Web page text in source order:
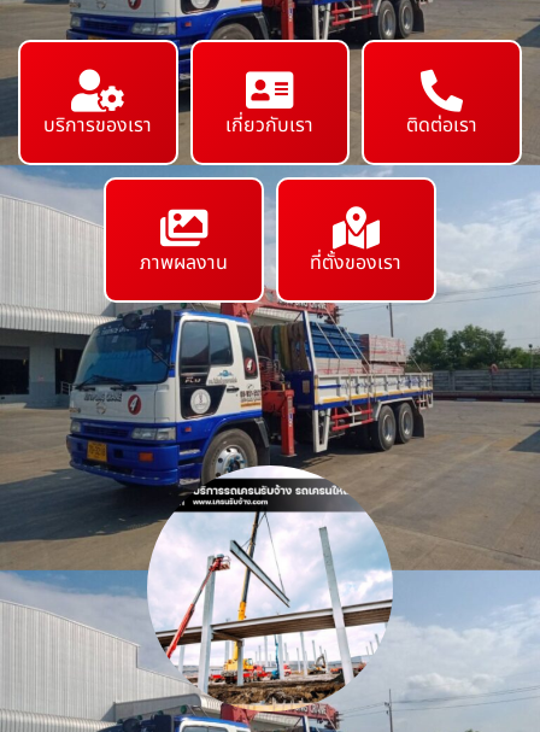
บริการของเรา เกี่ยวกับเรา ติดต่อเรา
ภาพผลงาน ที่ตั้งของเรา